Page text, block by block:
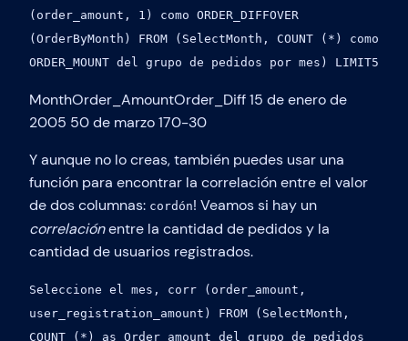
(order_amount, 1) como ORDER_DIFFOVER
(OrderByMonth) FROM (SelectMonth, COUNT (*) como
ORDER_MOUNT del grupo de pedidos por mes) LIMIT5
MonthOrder_AmountOrder_Diff 15 de enero de
2005 50 de marzo 170-30
Y aunque no lo creas, también puedes usar una
función para encontrar la correlación entre el valor
de dos columnas: cordón! Veamos si hay un
correlaciónentre la cantidad de pedidos y la
cantidad de usuarios registrados.
Seleccione el mes, corr (order_amount,
user_registration_amount) FROM (SelectMonth,
COUNT (*) as Order_amount del grupo de pedidos